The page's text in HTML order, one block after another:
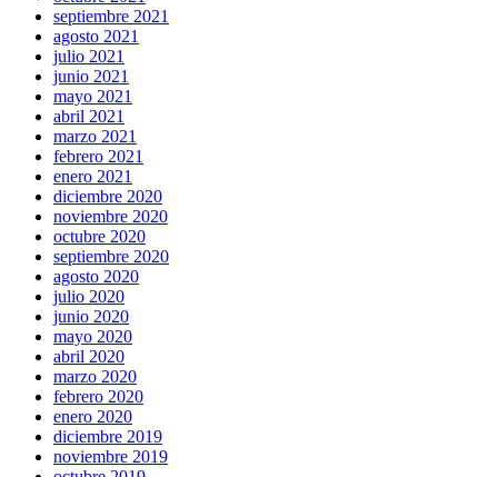
septiembre 2021
agosto 2021
julio 2021
junio 2021
mayo 2021
abril 2021
marzo 2021
febrero 2021
enero 2021
diciembre 2020
noviembre 2020
octubre 2020
septiembre 2020
agosto 2020
julio 2020
junio 2020
mayo 2020
abril 2020
marzo 2020
febrero 2020
enero 2020
diciembre 2019
noviembre 2019